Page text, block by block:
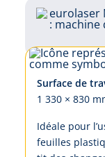
Surface de
1 330 × 830
Idé­a­le pour
feuil­les